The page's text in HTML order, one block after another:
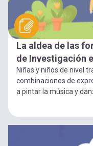
La aldea de las
de Investigación
Niñas y niños de nivel
combinaciones de
a pintar la música y